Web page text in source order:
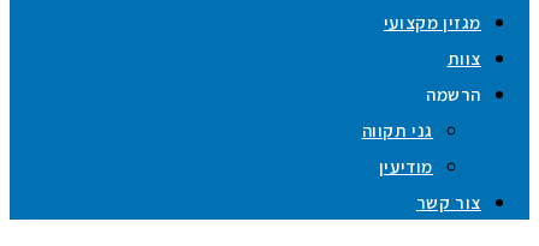
מגזין מקצועי
צוות
הרשמה
גני תקווה
מודיעין
צור קשר